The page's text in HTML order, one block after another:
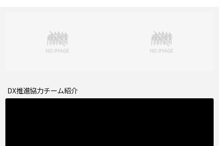
DX推進協力チーム紹介